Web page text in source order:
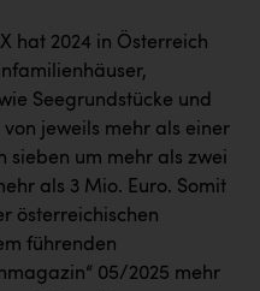
hat 2024 in Österreich
Seegrundstücke und
jeweils mehr als einer
sieben um mehr als zwei
als 3 Mio. Euro. Somit
österreichischen
führenden
05/2025 mehr